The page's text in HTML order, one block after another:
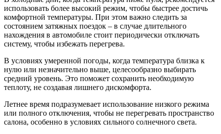
использовать более высокий режим, чтобы быстрее достичь
комфортной температуры. При этом важно следить за
состоянием затяжных поездок – в случае длительного
нахождения в автомобиле стоит периодически отключать
систему, чтобы избежать перегрева.
В условиях умеренной погоды, когда температура близка к
нулю или незначительно выше, целесообразно выбирать
средний уровень. Это поможет сохранить необходимую
теплоту, не создавая лишнего дискомфорта.
Летнее время подразумевает использование низкого режима
или полного отключения, чтобы не перегревать пространство
салона, особенно в условиях сильного солнечного света.